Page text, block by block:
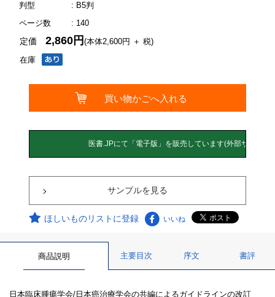
判型
: B5判
ページ数
: 140
在庫
定価2,860円(本体2,600円 ＋ 税)
サンプルを見る
ほしいものリストに登録 いいね
商品説明 主要目次 序文 書評
日本臨床腫瘍学会/日本癌治療学会の共編によるガイドラインの改訂